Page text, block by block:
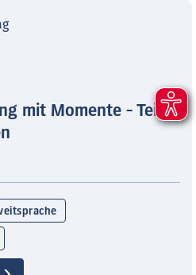
mit Momente - Teil